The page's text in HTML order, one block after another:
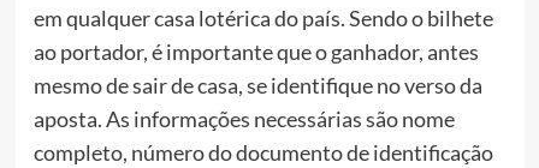
em qualquer casa lotérica do país. Sendo o bilhete
ao portador, é importante que o ganhador, antes
mesmo de sair de casa, se identifique no verso da
aposta. As informações necessárias são nome
completo, número do documento de identificação